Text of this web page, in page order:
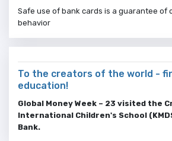
Safe use of bank cards is a guarantee of
behavior
To the creators of the world -
education!
Global Money Week – 23 visited the
International Children's School
Bank.